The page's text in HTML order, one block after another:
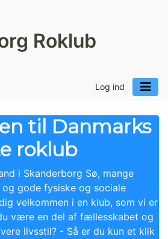
Roklub
Log ind
til Danmarks
roklub
i Skanderborg Sø, mange
gode fysiske og sociale
velkommen i en klub, som vi er
være en del af fællesskabet og
livsstil? - Så er du kun et klik